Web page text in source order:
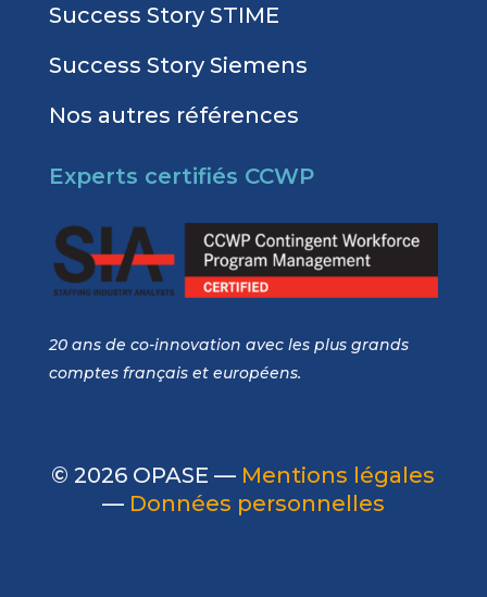
Success Story STIME
Success Story Siemens
Nos autres références
Experts certifiés CCWP
20 ans de co-innovation avec les plus grands
comptes français et européens.
© 2026 OPASE — Mentions légales
— Données personnelles